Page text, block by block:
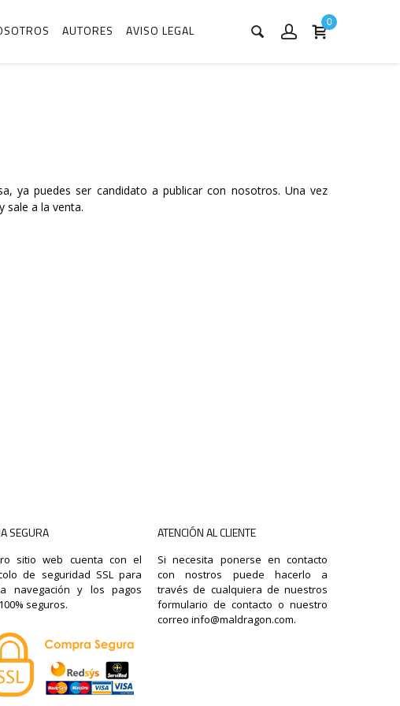
0
AUTORES
AVISO LEGAL
ya puedes ser candidato a publicar con nosotros. Una vez
sale a la venta.
SEGURA
sitio web cuenta con el
de seguridad SSL para
navegación y los pagos
seguros.
ATENCIÓN AL CLIENTE
Si necesita ponerse en contacto
con nostros puede hacerlo a
través de cualquiera de nuestros
formulario de contacto o nuestro
correo info@maldragon.com.